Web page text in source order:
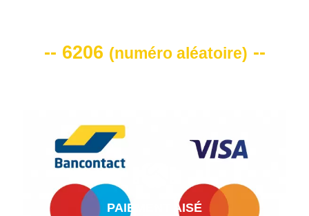
-- 6206 (numéro aléatoire) --
PAIEMENT AISÉ